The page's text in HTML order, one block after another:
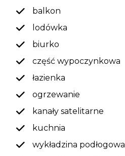
balkon
lodówka
biurko
część wypoczynkowa
łazienka
ogrzewanie
kanały satelitarne
kuchnia
wykładzina podłogowa